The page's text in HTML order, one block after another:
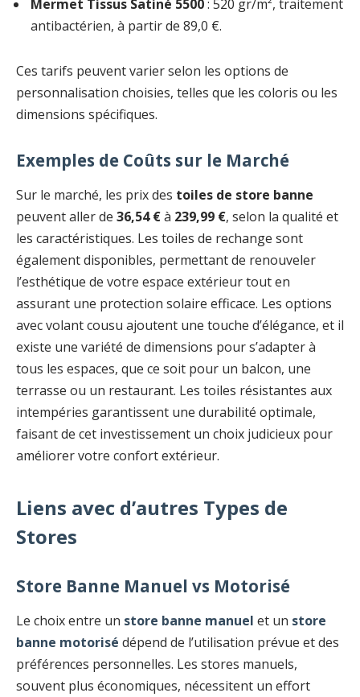
Mermet Tissus Satiné 5500: 520 gr/m², traitement
antibactérien, à partir de 89,0 €.
Ces tarifs peuvent varier selon les options de
personnalisation choisies, telles que les coloris ou les
dimensions spécifiques.
Exemples de Coûts sur le Marché
Sur le marché, les prix des toiles de store banne
peuvent aller de 36,54 €à 239,99 €, selon la qualité et
les caractéristiques. Les toiles de rechange sont
également disponibles, permettant de renouveler
l’esthétique de votre espace extérieur tout en
assurant une protection solaire efficace. Les options
avec volant cousu ajoutent une touche d’élégance, et il
existe une variété de dimensions pour s’adapter à
tous les espaces, que ce soit pour un balcon, une
terrasse ou un restaurant. Les toiles résistantes aux
intempéries garantissent une durabilité optimale,
faisant de cet investissement un choix judicieux pour
améliorer votre confort extérieur.
Liens avec d’autres Types de
Stores
Store Banne Manuel vs Motorisé
Le choix entre un store banne manuel et un store
banne motorisé dépend de l’utilisation prévue et des
préférences personnelles. Les stores manuels,
souvent plus économiques, nécessitent un effort